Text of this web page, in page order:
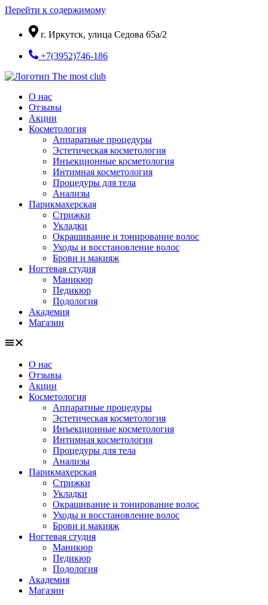
Перейти к содержимому
г. Иркутск, улица Седова 65а/2
+7(3952)746-186
О нас
Отзывы
Акции
Косметология
Аппаратные процедуры
Эстетическая косметология
Инъекционные косметология
Интимная косметология
Процедуры для тела
Анализы
Парикмахерская
Стрижки
Укладки
Окрашивание и тонирование волос
Уходы и восстановление волос
Брови и макияж
Ногтевая студия
Маникюр
Педикюр
Подология
Академия
Магазин
О нас
Отзывы
Акции
Косметология
Аппаратные процедуры
Эстетическая косметология
Инъекционные косметология
Интимная косметология
Процедуры для тела
Анализы
Парикмахерская
Стрижки
Укладки
Окрашивание и тонирование волос
Уходы и восстановление волос
Брови и макияж
Ногтевая студия
Маникюр
Педикюр
Подология
Академия
Магазин